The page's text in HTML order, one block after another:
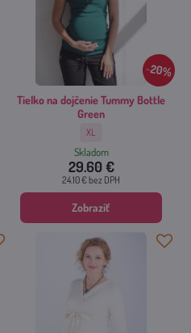
- Veľkosť:
Love - Veľkosť:
More Love - Veľkosť:
20%
Tielko na dojčenie Tummy Bottle
Green
Tielko na dojčenie Tummy
XL
Skladom
29.60 €
24.10 €bez DPH
Zobraziť